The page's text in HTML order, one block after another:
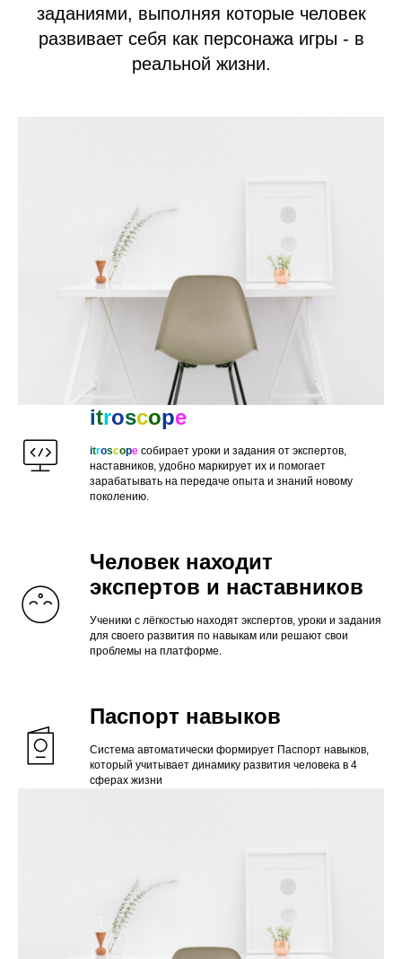
заданиями, выполняя которые человек
развивает себя как персонажа игры - в
реальной жизни.
itroscope
itroscope собирает уроки и задания от экспертов,
наставников, удобно маркирует их и помогает
зарабатывать на передаче опыта и знаний новому
поколению.
Человек находит
экспертов и наставников
Ученики с лёгкостью находят экспертов, уроки и задания
для своего развития по навыкам или решают свои
проблемы на платформе.
Паспорт навыков
Система автоматически формирует Паспорт навыков,
который учитывает динамику развития человека в 4
сферах жизни